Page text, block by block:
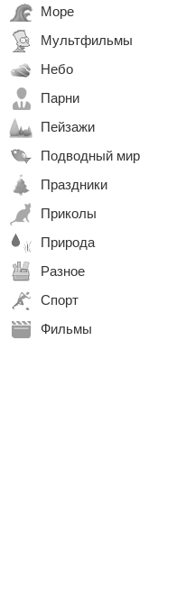
Море
Мультфильмы
Небо
Парни
Пейзажи
Подводный мир
Праздники
Приколы
Природа
Разное
Спорт
Фильмы